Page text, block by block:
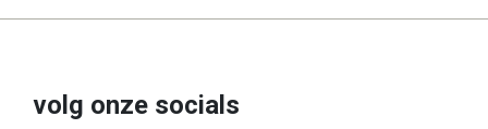
volg onze socials